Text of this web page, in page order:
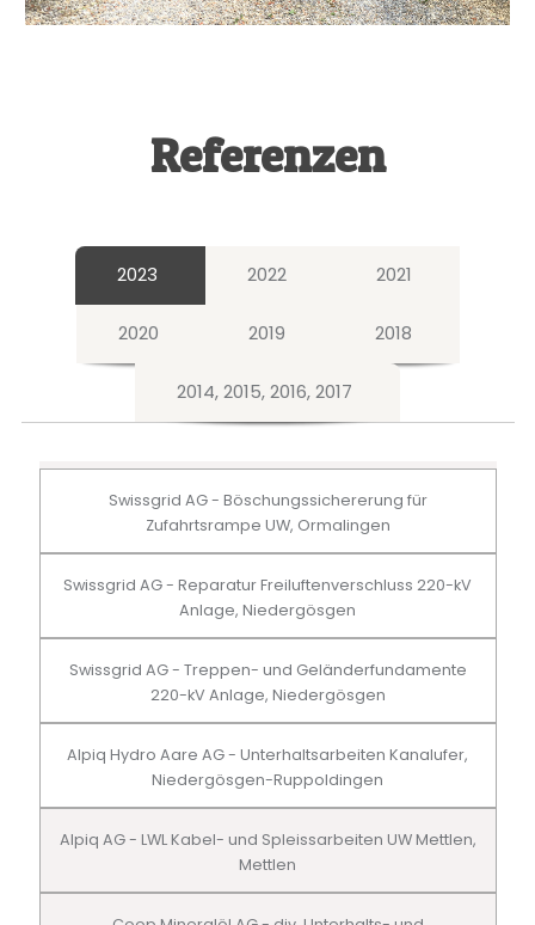
Referenzen
2023 2022 2021
2020 2019 2018
2014, 2015, 2016, 2017
Swissgrid AG - Böschungssichererung für
Zufahrtsrampe UW, Ormalingen
Swissgrid AG - Reparatur Freiluftenverschluss 220-kV
Anlage, Niedergösgen
Swissgrid AG - Treppen- und Geländerfundamente
220-kV Anlage, Niedergösgen
Alpiq Hydro Aare AG - Unterhaltsarbeiten Kanalufer,
Niedergösgen-Ruppoldingen
Alpiq AG - LWL Kabel- und Spleissarbeiten UW Mettlen,
Mettlen